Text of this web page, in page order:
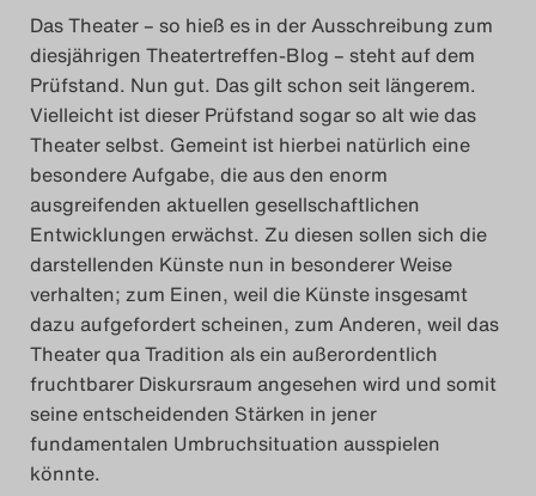
2019
Das Theatertreffen-Blog
2020
Das Theatertreffen-Blog
2021
Das Theatertreffen-Blog
2022
Das Theatertreffen-Blog
2023
Das Theater – so hieß es in der Ausschreibung zum
diesjährigen Theatertreffen-Blog – steht auf dem
Prüfstand. Nun gut. Das gilt schon seit längerem.
Vielleicht ist dieser Prüfstand sogar so alt wie das
Theater selbst. Gemeint ist hierbei natürlich eine
besondere Aufgabe, die aus den enorm
ausgreifenden aktuellen gesellschaftlichen
Entwicklungen erwächst. Zu diesen sollen sich die
darstellenden Künste nun in besonderer Weise
verhalten; zum Einen, weil die Künste insgesamt
dazu aufgefordert scheinen, zum Anderen, weil das
Theater qua Tradition als ein außerordentlich
fruchtbarer Diskursraum angesehen wird und somit
seine entscheidenden Stärken in jener
fundamentalen Umbruchsituation ausspielen
könnte.